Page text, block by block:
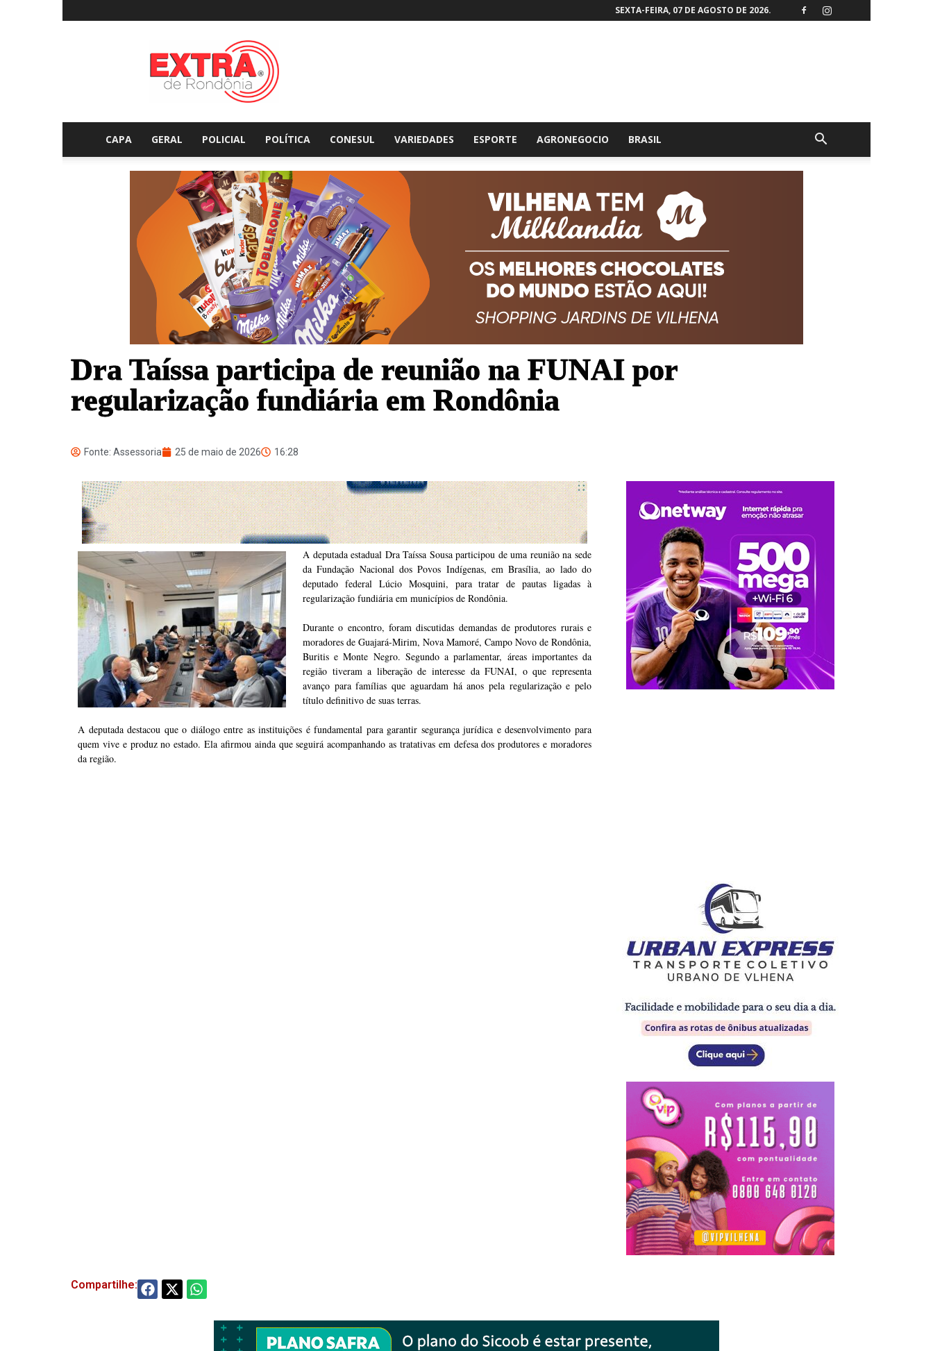
SEXTA-FEIRA, 07 DE AGOSTO DE 2026.
Extraderondonia.com.br
CAPA GERAL POLICIAL POLÍTICA CONESUL VARIEDADES ESPORTE AGRONEGOCIO BRASIL
Dra Taíssa participa de reunião na FUNAI por
regularização fundiária em Rondônia
Fonte: Assessoria 25 de maio de 2026 16:28
A deputada estadual Dra Taíssa Sousa participou de uma reunião na sede
da Fundação Nacional dos Povos Indígenas, em Brasília, ao lado do
deputado federal Lúcio Mosquini, para tratar de pautas ligadas à
regularização fundiária em municípios de Rondônia.
Durante o encontro, foram discutidas demandas de produtores rurais e
moradores de Guajará-Mirim, Nova Mamoré, Campo Novo de Rondônia,
Buritis e Monte Negro. Segundo a parlamentar, áreas importantes da
região tiveram a liberação de interesse da FUNAI, o que representa
avanço para famílias que aguardam há anos pela regularização e pelo
título definitivo de suas terras.
A deputada destacou que o diálogo entre as instituições é fundamental para garantir segurança jurídica e desenvolvimento para
quem vive e produz no estado. Ela afirmou ainda que seguirá acompanhando as tratativas em defesa dos produtores e moradores
da região.
Compartilhe: